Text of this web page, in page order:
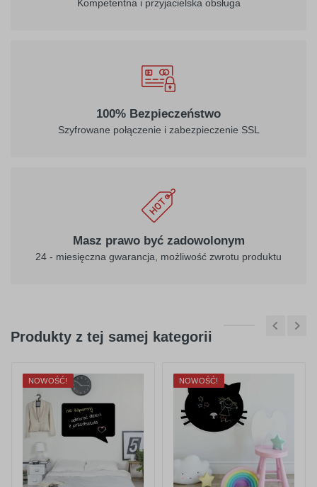
Kompetentna i przyjacielska obsługa
100% Bezpieczeństwo
Szyfrowane połączenie i zabezpieczenie SSL
Masz prawo być zadowolonym
24 - miesięczna gwarancja, możliwość zwrotu produktu
Produkty z tej samej kategorii
NOWOŚĆ! NOWOŚĆ!